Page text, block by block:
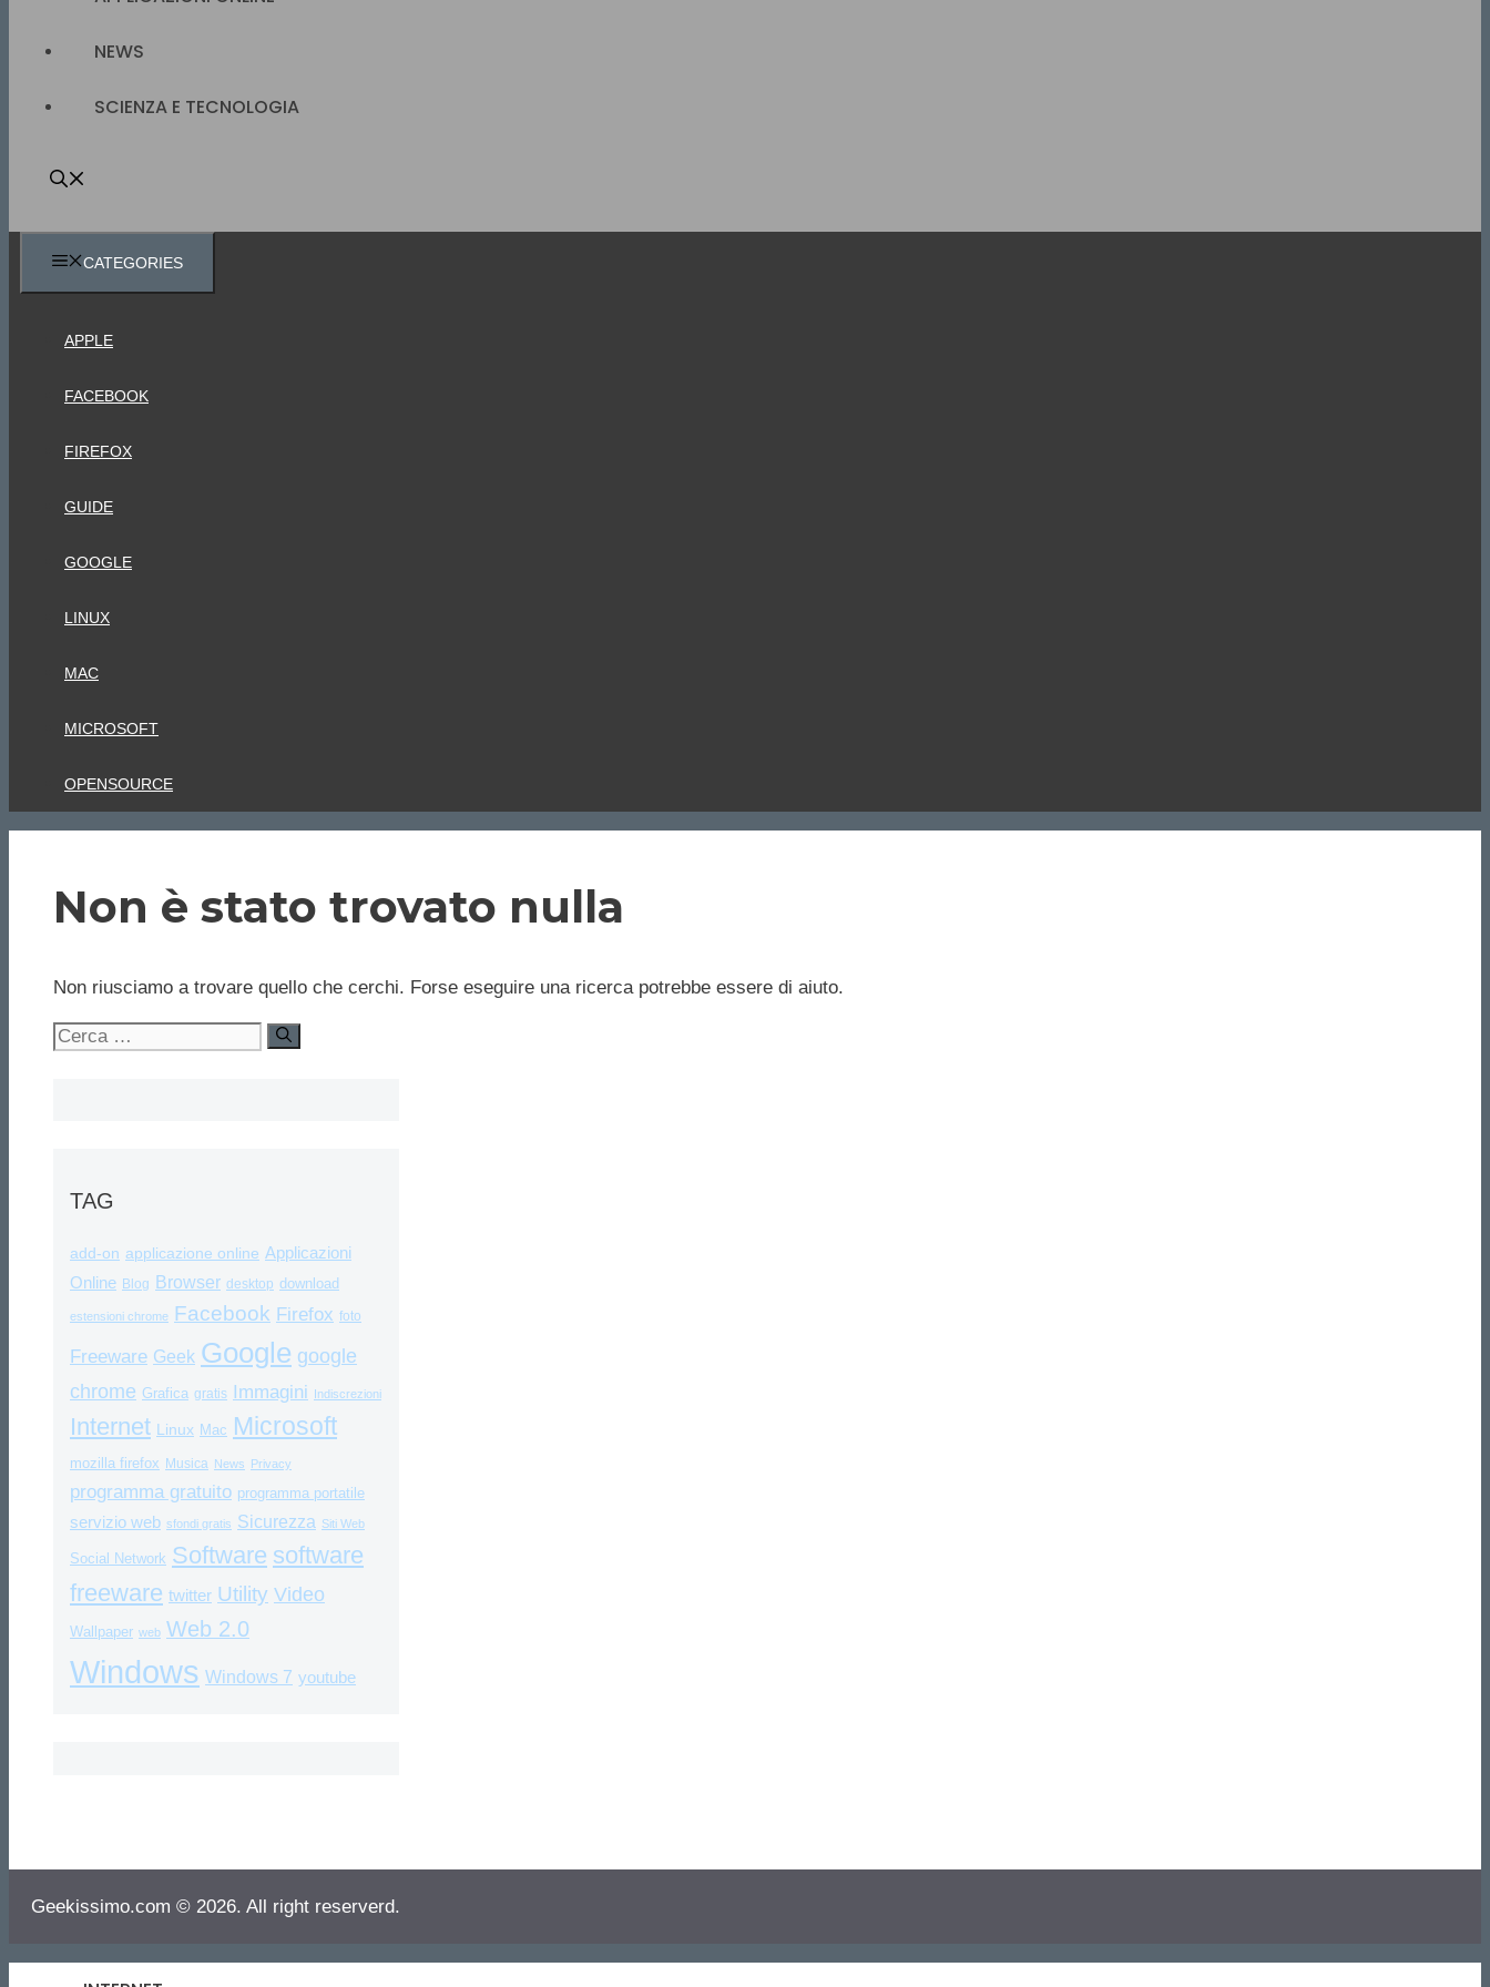
NEWS
SCIENZA E TECNOLOGIA
CATEGORIES
APPLE
FACEBOOK
FIREFOX
GUIDE
GOOGLE
LINUX
MAC
MICROSOFT
OPENSOURCE
Non è stato trovato nulla
Non riusciamo a trovare quello che cerchi. Forse eseguire una ricerca potrebbe essere di aiuto.
Ricerca
TAG
add-on applicazione online Applicazioni
Online Blog Browser desktop download
estensioni chrome Facebook Firefox foto
Freeware Geek Google google
chrome Grafica gratis Immagini Indiscrezioni
Internet Linux Mac Microsoft
mozilla firefox Musica News Privacy
programma gratuito programma portatile
servizio web sfondi gratis Sicurezza Siti Web
Social Network Software software
freeware twitter Utility Video
Wallpaper web Web 2.0
Windows Windows 7 youtube
Geekissimo.com © 2026. All right reserverd.